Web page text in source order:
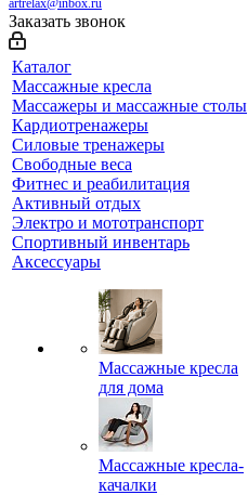
artrelax@inbox.ru
Заказать звонок
Каталог
Массажные кресла
Массажеры и массажные столы
Кардиотренажеры
Силовые тренажеры
Свободные веса
Фитнес и реабилитация
Активный отдых
Электро и мототранспорт
Спортивный инвентарь
Аксессуары
Массажные кресла
для дома
Массажные кресла-
качалки